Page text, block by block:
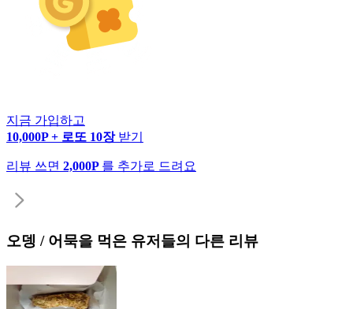
지금 가입하고
10,000P + 로또 10장 받기
리뷰 쓰면 2,000P 를 추가로 드려요
오뎅 / 어묵을 먹은 유저들의 다른 리뷰